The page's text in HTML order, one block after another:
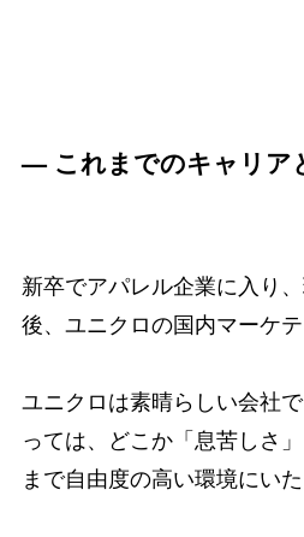
— これまでのキャリア
新卒でアパレル企業に入り
後、ユニクロの国内マーケ
ユニクロは素晴らしい会社
っては、どこか「息苦しさ
まで自由度の高い環境にい